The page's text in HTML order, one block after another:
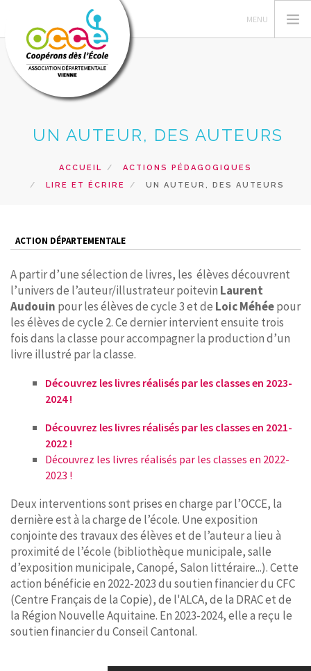
GERER SA COOPERATIVE
ACTIONS PÉDAGOGIQUES
PRETS ET SERVICES
CONTACT
UN AUTEUR, DES AUTEURS
ACCUEIL
ACTIONS PÉDAGOGIQUES
LIRE ET ÉCRIRE
UN AUTEUR, DES AUTEURS
ACTION DÉPARTEMENTALE
A partir d’une sélection de livres, les élèves découvrent
l’univers de l’auteur/illustrateur poitevin Laurent
Audouin pour les élèves de cycle 3 et de Loic Méhéepour
les élèves de cycle 2. Ce dernier intervient ensuite trois
fois dans la classe pour accompagner la production d’un
livre illustré par la classe.
Découvrez les livres réalisés par les classes en 2023-
2024 !
Découvrez les livres réalisés par les classes en 2021-
2022 !
Découvrez les livres réalisés par les classes en 2022-
2023 !
Deux interventions sont prises en charge par l’OCCE, la
dernière est à la charge de l’école. Une exposition
conjointe des travaux des élèves et de l’auteur a lieu à
proximité de l’école (bibliothèque municipale, salle
d’exposition municipale, Canopé, Salon littéraire...). Cette
action bénéficie en 2022-2023 du soutien financier du CFC
(Centre Français de la Copie), de l'ALCA, de la DRAC et de
la Région Nouvelle Aquitaine. En 2023-2024, elle a reçu le
soutien financier du Conseil Cantonal.